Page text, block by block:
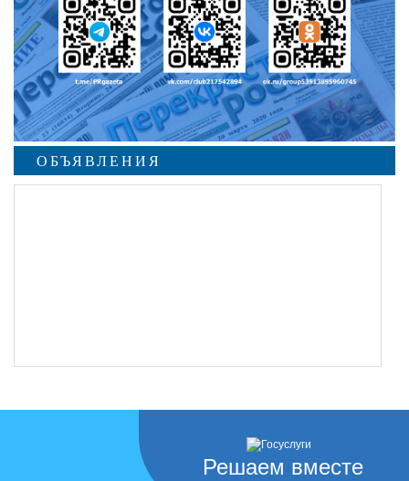
ОБЪЯВЛЕНИЯ
Решаем вместе